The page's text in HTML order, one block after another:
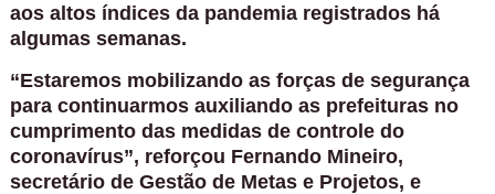
aos altos índices da pandemia registrados há
algumas semanas.
“Estaremos mobilizando as forças de segurança
para continuarmos auxiliando as prefeituras no
cumprimento das medidas de controle do
coronavírus”, reforçou Fernando Mineiro,
secretário de Gestão de Metas e Projetos, e